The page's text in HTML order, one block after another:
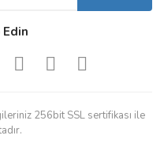
Edin
256bit SSL sertifikası ile